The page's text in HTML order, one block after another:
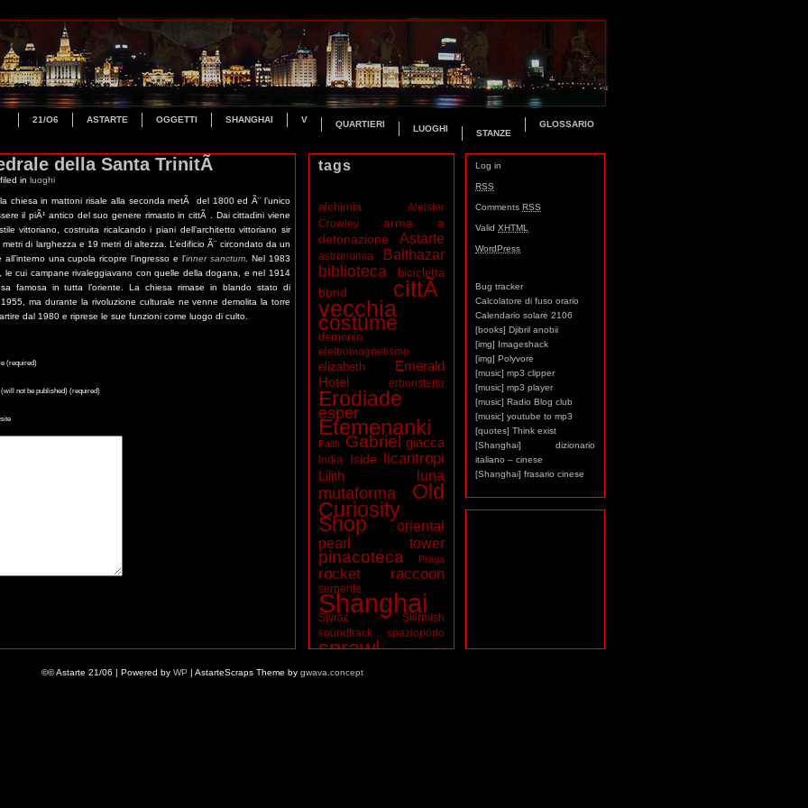
21/O6 ASTARTE GLOSSARIO
OGGETTI SHANGHAI QUARTIERI LUOGHI STANZE
V
della Santa TrinitÃ
in luoghi
chiesa in mattoni risale alla seconda metÃ del 1800 ed Ã¨ l’unico
il piÃ¹ antico del suo genere rimasto in cittÃ . Dai cittadini viene
vittoriano, costruita ricalcando i piani dell’architetto vittoriano sir
di larghezza e 19 metri di altezza. L’edificio Ã¨ circondato da un
una cupola ricopre l’ingresso e l’inner sanctum . Nel 1983
cui campane rivaleggiavano con quelle della dogana, e nel 1914
famosa in tutta l’oriente. La chiesa rimase in blando stato di
ma durante la rivoluzione culturale ne venne demolita la torre
dal 1980 e riprese le sue funzioni come luogo di culto.
(required)
not be published) (required)
Log in
RSS
CommentsRSS
ValidXHTML
WordPress
Bug tracker
Calcolatore di fuso orario
Calendario solare 2106
[books] Djibril anobii
[img] Imageshack
[img] Polyvore
[music] mp3 clipper
[music] mp3 player
[music] Radio Blog club
[music] youtube to mp3
[quotes] Think exist
[Shanghai] dizionario
italiano – cinese
[Shanghai] frasario cinese
tags
alchimia
Aleister
Crowley
arma a
detonazione
Astarte
astronomia Balthazar
biblioteca bicicletta
bund cittÃ
vecchia
costume
demonio
elettromagnetismo
elizabeth
Emerald
Hotel
erboristeria
Erodiade
esper
Etemenanki
Faith Gabriel giacca
India Iside licantropi
Lilith luna
mutaforma
Old
Curiosity
Shop
oriental
pearl tower
pinacoteca Praga
rocket raccoon
serpente
Shanghai
Sivrac
Skirmish
soundtrack
spazioporto
sprawl tarocchi
vampiri
©© Astarte 21/06 | Powered by WP | AstarteScraps Theme by gwava.concept